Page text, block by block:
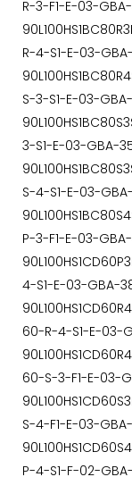
R-3-F1-E-03-
R-4-S1-E-03-
S-3-S1-E-03-
3-S1-E-03-GBA-
S-4-S1-E-03-
P-3-F1-E-03-
4-S1-E-03-GBA-
60-R-4-S1-E-03-
60-S-3-F1-E-03-
S-4-F1-E-03-
P-4-S1-F-02-